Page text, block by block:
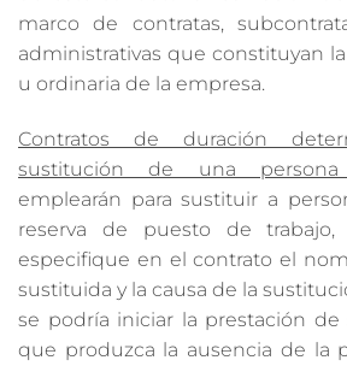
marco de contratas,
administrativas que constituyan
u ordinaria de la empresa.
Contratos de duración
sustitución de una persona
emplearán para sustituir a
reserva de puesto de
especifique en el contrato el
sustituida y la causa de la
se podría iniciar la prestación de
que produzca la ausencia de la